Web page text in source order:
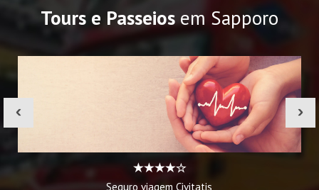
Tours e Passeios em Sapporo
Seguro viagem Civitatis
‹ ›